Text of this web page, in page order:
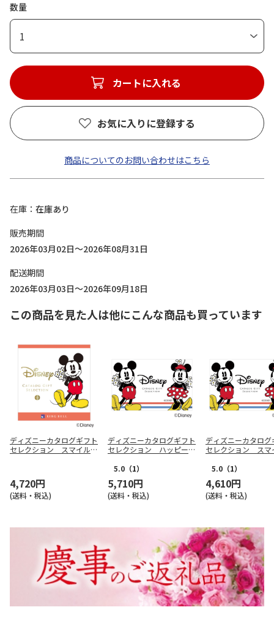
数量
1
カートに入れる
お気に入りに登録する
商品についてのお問い合わせはこちら
在庫
在庫あり
販売期間
2026年03月02日～2026年08月31日
配送期間
2026年03月03日～2026年09月18日
この商品を見た人は他にこんな商品も買っています
ディズニーカタログギフト
セレクション スマイル
4,720円
(送料・税込)
ディズニーカタログギフト
セレクション ハッピー
【慶事用】
5.0 （1）
5,710円
(送料・税込)
ディズニーカタログ
セレクション ス
【慶事用】
5.0 （1）
4,610円
(送料・税込)